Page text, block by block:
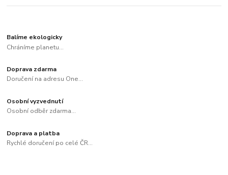
Balíme ekologicky
Chráníme planetu...
Doprava zdarma
Doručení na adresu One...
Osobní vyzvednutí
Osobní odběr zdarma...
Doprava a platba
Rychlé doručení po celé ČR...